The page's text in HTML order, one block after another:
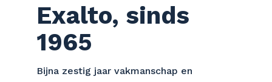
Exalto, sinds
1965
Bijna zestig jaar vakmanschap en